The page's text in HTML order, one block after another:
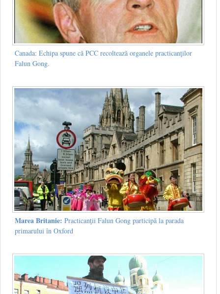
Canada: Echipa spune că PCC recoltează organele practicanţilor
Falun Gong.
Marea Britanie: Practicanţii Falun Gong participă la parada
primarului în Oxford